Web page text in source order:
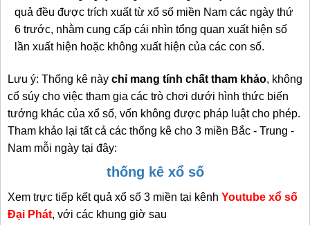
quả đều được trích xuất từ xổ số miền Nam các ngày thứ
6 trước, nhằm cung cấp cái nhìn tổng quan xuất hiện số
lần xuất hiện hoặc không xuất hiện của các con số.
Lưu ý: Thống kê này chỉ mang tính chất tham khảo, không
cổ súy cho việc tham gia các trò chơi dưới hình thức biến
tướng khác của xổ số, vốn không được pháp luật cho phép.
Tham khảo lại tất cả các thống kê cho 3 miền Bắc - Trung -
Nam mỗi ngày tại đây:
thống kê xổ số
Xem trực tiếp kết quả xổ số 3 miền tại kênh Youtube xổ số
Đại Phát, với các khung giờ sau